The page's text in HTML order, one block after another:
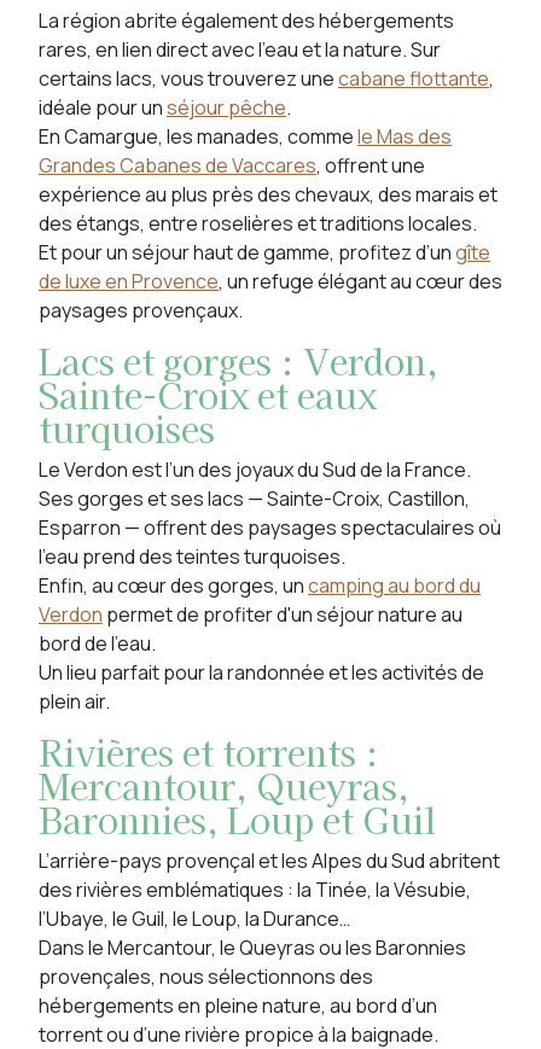
La région abrite également des hébergements
rares, en lien direct avec l’eau et la nature. Sur
certains lacs, vous trouverez unecabane flottante,
idéale pour unséjour pêche.
En Camargue, les manades, commele Mas des
Grandes Cabanes de Vaccares, offrent une
expérience au plus près des chevaux, des marais et
des étangs, entre roselières et traditions locales.
Et pour un séjour haut de gamme, profitez d’ungîte
de luxe en Provence, un refuge élégant au cœur des
paysages provençaux.
Lacs et gorges : Verdon,
Sainte-Croix et eaux
turquoises
Le Verdon est l’un des joyaux du Sud de la France.
Ses gorges et ses lacs — Sainte-Croix, Castillon,
Esparron — offrent des paysages spectaculaires où
l’eau prend des teintes turquoises.
Enfin, au cœur des gorges, uncamping au bord du
Verdon permet de profiter d'un séjour nature au
bord de l'eau.
Un lieu parfait pour la randonnée et les activités de
plein air.
Rivières et torrents :
Mercantour, Queyras,
Baronnies, Loup et Guil
L’arrière-pays provençal et les Alpes du Sud abritent
des rivières emblématiques : la Tinée, la Vésubie,
l’Ubaye, le Guil, le Loup, la Durance…
Dans le Mercantour, le Queyras ou les Baronnies
provençales, nous sélectionnons des
hébergements en pleine nature, au bord d’un
torrent ou d’une rivière propice à la baignade.